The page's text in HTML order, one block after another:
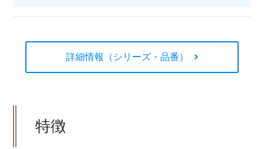
詳細情報（シリーズ・品番）
特徴